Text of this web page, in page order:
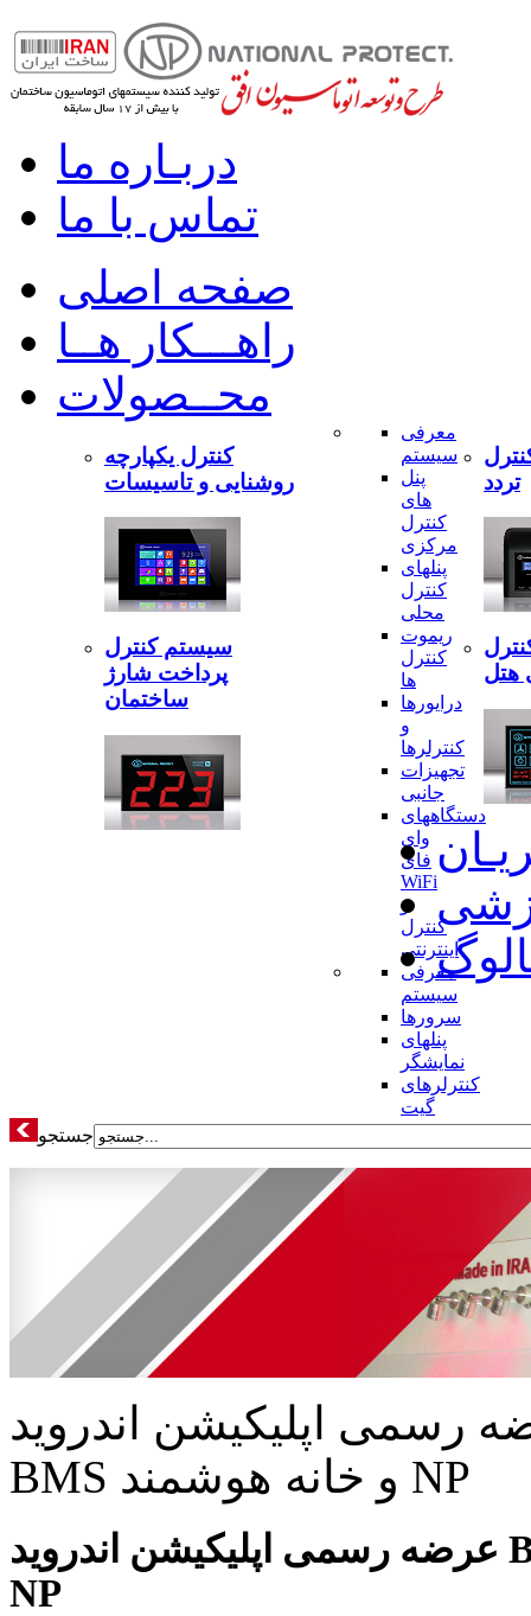
دربـاره ما
تماس با ما
صفحه اصلی
راهـــکار هــا
محــصولات
کنترل یکپارچه
روشنایی و تاسیسات
سیستم کنترل
پرداخت شارژ
ساختمان
معرفی
سیستم
پنل
های
کنترل
مرکزی
پنلهای
کنترل
محلی
ریموت
کنترل
ها
درایورها
و
کنترلرها
تجهیزات
جانبی
دستگاههای
وای
فای
WiFi
و
کنترل
اینترنتی
معرفی
سیستم
سرورها
پنلهای
نمایشگر
کنترلرهای
گیت
تردد
هتل
جستجو
رسمی اپلیکیشن اندروید
BMS و خانه هوشمند NP
عرضه رسمی اپلیکیشن اندروید BMS و خانه هوشمند
NP